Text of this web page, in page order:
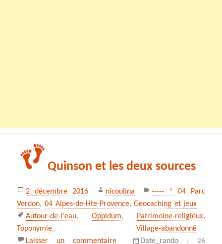
Quinson et les deux sources
Publié
le
2 décembre 2016 Auteur
nicoulina Catégories
----- * 04 Parc
Verdon,04 Alpes-de-Hte-Provence,Geocaching et jeux
Mots-
clés
Autour-de-l'eau, Oppidum, Patrimoine-religieux,
Toponymie,Village-abandonné
Laisser un commentairesur Quinson et les deux sources
Date_rando : 26